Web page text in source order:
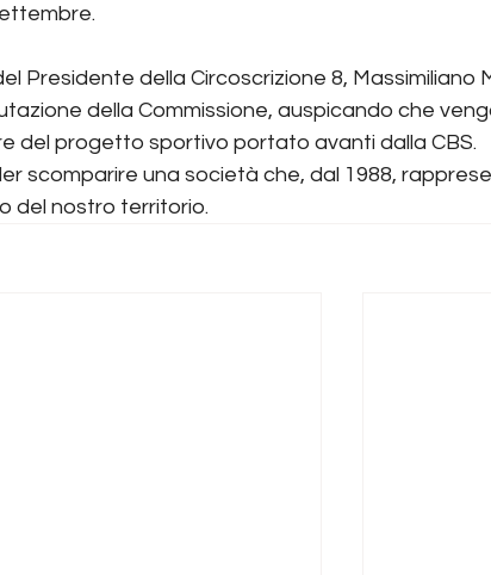
Presidente della Circoscrizione 8, Massimiliano
della Commissione, auspicando che
del progetto sportivo portato avanti dalla CBS.
scomparire una società che, dal 1988,
del nostro territorio.